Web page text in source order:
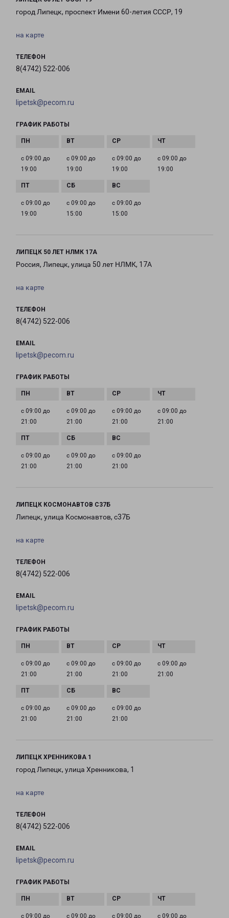
город Липецк, проспект Имени 60-летия СССР, 19
на карте
ТЕЛЕФОН
8(4742) 522-006
EMAIL
lipetsk@pecom.ru
ГРАФИК РАБОТЫ
с 09:00 до
19:00
с 09:00 до
19:00
с 09:00 до
19:00
с 09:00 до
19:00
с 09:00 до
19:00
с 09:00 до
15:00
с 09:00 до
15:00
ЛИПЕЦК 50 ЛЕТ НЛМК 17А
Россия, Липецк, улица 50 лет НЛМК, 17А
на карте
ТЕЛЕФОН
8(4742) 522-006
EMAIL
lipetsk@pecom.ru
ГРАФИК РАБОТЫ
с 09:00 до
21:00
с 09:00 до
21:00
с 09:00 до
21:00
с 09:00 до
21:00
с 09:00 до
21:00
с 09:00 до
21:00
с 09:00 до
21:00
ЛИПЕЦК КОСМОНАВТОВ С37Б
Липецк, улица Космонавтов, с37Б
на карте
ТЕЛЕФОН
8(4742) 522-006
EMAIL
lipetsk@pecom.ru
ГРАФИК РАБОТЫ
с 09:00 до
21:00
с 09:00 до
21:00
с 09:00 до
21:00
с 09:00 до
21:00
с 09:00 до
21:00
с 09:00 до
21:00
с 09:00 до
21:00
ЛИПЕЦК ХРЕННИКОВА 1
город Липецк, улица Хренникова, 1
на карте
ТЕЛЕФОН
8(4742) 522-006
EMAIL
lipetsk@pecom.ru
ГРАФИК РАБОТЫ
с 09:00 до
с 09:00 до
с 09:00 до
с 09:00 до